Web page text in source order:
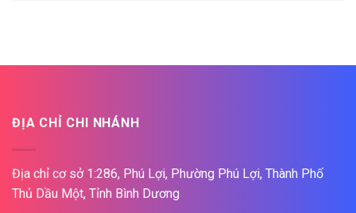
ĐỊA CHỈ CHI NHÁNH
Địa chỉ cơ sở 1:286, Phú Lợi, Phường Phú Lợi, Thành Phố
Thủ Dầu Một, Tỉnh Bình Dương